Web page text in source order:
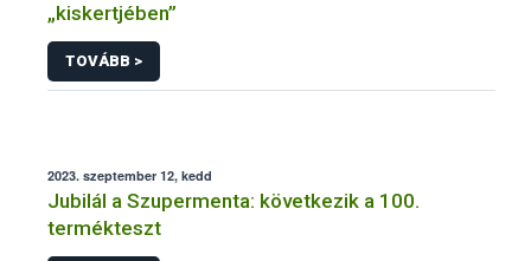
„kiskertjében”
TOVÁBB >
2023. szeptember 12, kedd
Jubilál a Szupermenta: következik a 100.
termékteszt